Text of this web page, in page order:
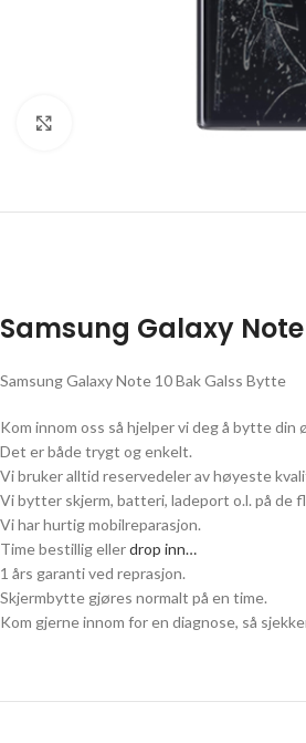
Samsung Galaxy
Samsung Galaxy Note 10 Bak Galss Bytte
Kom innom oss så hjelper vi deg å bytte
Det er både trygt og enkelt.
Vi bruker alltid reservedeler av høyeste
Vi bytter skjerm, batteri, ladeport o.l. på de
Vi har hurtig mobilreparasjon.
Time bestillig ellerdrop inn…
1 års garanti ved reprasjon.
Skjermbytte gjøres normalt på en time.
Kom gjerne innom for en diagnose, så